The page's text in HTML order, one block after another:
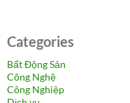
Categories
Bất Động Sản
Công Nghệ
Công Nghiệp